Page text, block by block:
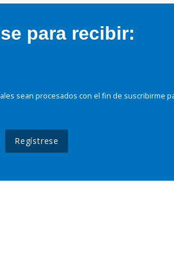
para recibir:
sean procesados con el fin de suscribirme
Regístrese